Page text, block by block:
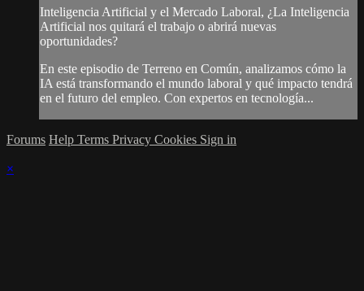
Inteligencia Artificial y el Mercado Laboral, ¿La Inteligencia
Artificial nos quitará el trabajo o abrirá nuevas
oportunidades?
En este episodio de Terreno en Común, analizamos cómo la
IA está transformando el mundo laboral y qué impacto tendrá
en el futuro del empleo. Con expertos en tecnología...
Forums Help Terms Privacy Cookies Sign in
×